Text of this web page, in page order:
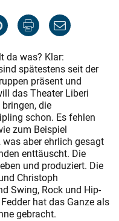
da was? Klar:
spätestens seit der
präsent und
das Theater Liberi
die
schon. Es fehlen
zum Beispiel
was aber ehrlich gesagt
enttäuscht. Die
und produziert. Die
Christoph
Swing, Rock und Hip-
hat das Ganze als
gebracht.